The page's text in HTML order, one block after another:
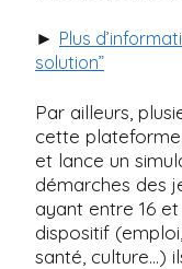
► Plus
solution”
Par ailleurs,
cette
et lance un
démarches des
ayant entre 16
dispositif
santé, culture…)